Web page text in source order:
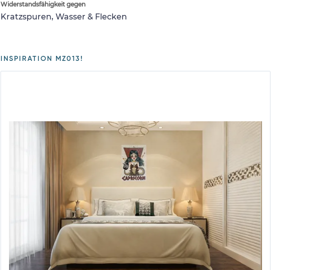
Widerstandsfähigkeit gegen
Kratzspuren, Wasser & Flecken
INSPIRATION MZ013!